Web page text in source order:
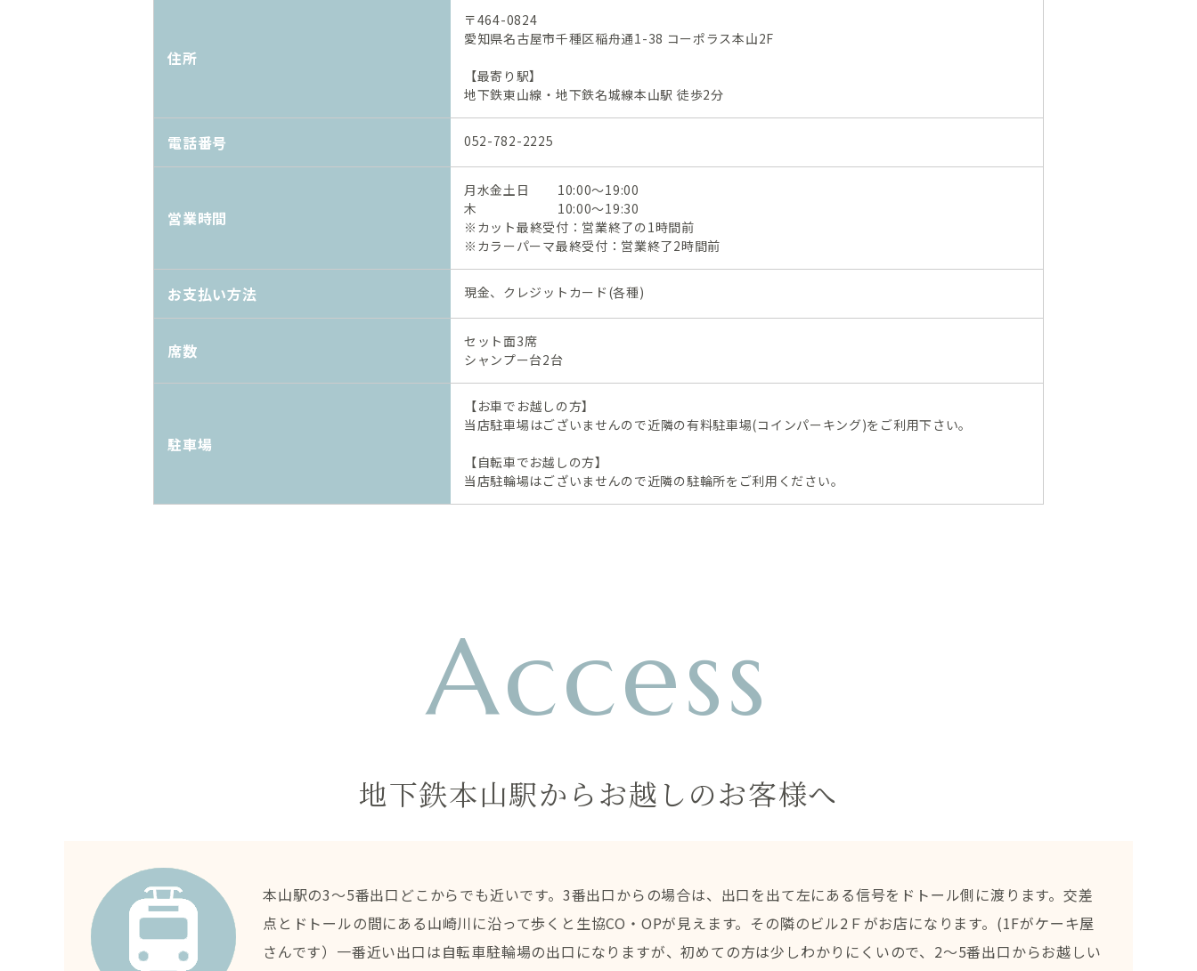
住所
〒464-0824
愛知県名古屋市千種区稲舟通1-38 コーポラス本山2F
【最寄り駅】
地下鉄東山線・地下鉄名城線本山駅 徒歩2分
電話番号 052-782-2225
営業時間
月水金土日 10:00～19:00
​​​​​​​木 10:00～19:30
※カット最終受付：営業終了の1時間前
※カラーパーマ最終受付：営業終了2時間前
お支払い方法 現金、クレジットカード(各種)
席数 セット面3席
​​​​​​​シャンプー台2台
駐車場
【お車でお越しの方】
当店駐車場はございませんので近隣の有料駐車場(コインパーキング)をご利用下さい。
【自転車でお越しの方】
当店駐輪場はございませんので近隣の駐輪所をご利用ください。
Access
地下鉄本山駅から​​​​​​​お越しのお客様へ
本山駅の3～5番出口どこからでも近いです。3番出口からの場合は、出口を出て左にある信号をドトール側に渡ります。交差
点とドトールの間にある山崎川に沿って歩くと生協CO・OPが見えます。その隣のビル2Ｆがお店になります。(1Fがケーキ屋
さんです）一番近い出口は自転車駐輪場の出口になりますが、初めての方は少しわかりにくいので、2～5番出口からお越しい